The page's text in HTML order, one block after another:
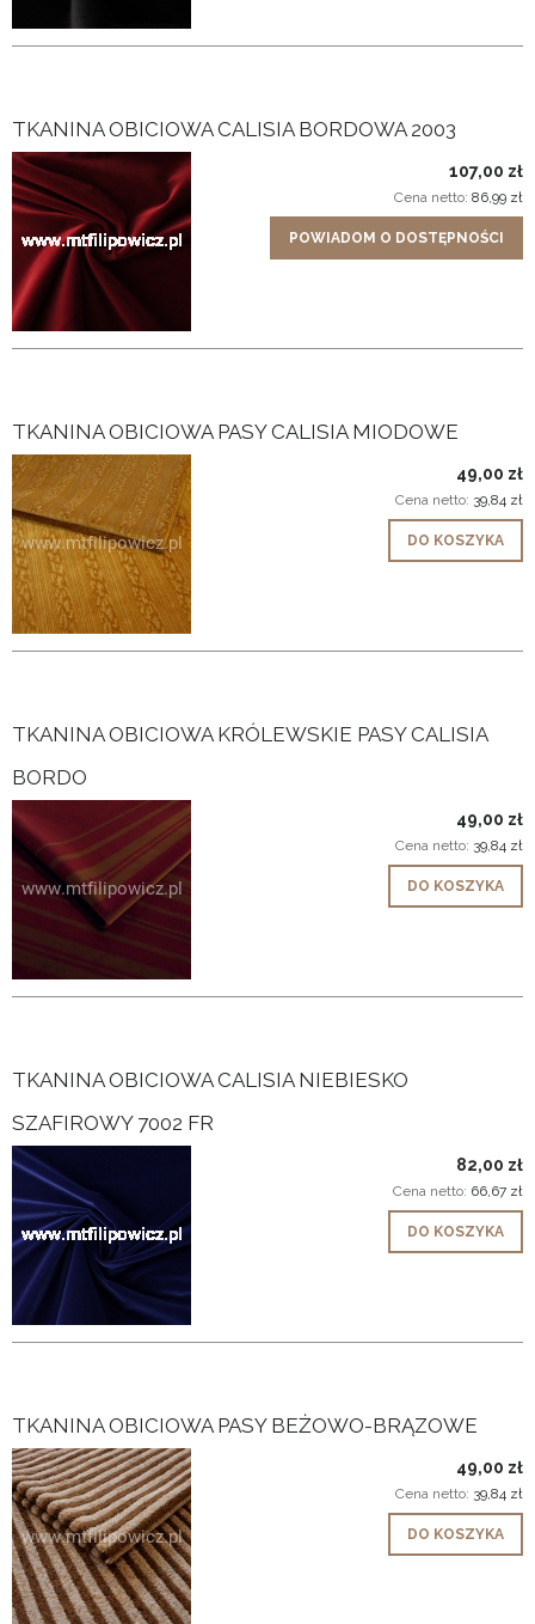
TKANINA OBICIOWA CALISIA BORDOWA 2003
107,00 zł
Cena netto: 86,99 zł
POWIADOM O DOSTĘPNOŚCI
TKANINA OBICIOWA PASY CALISIA MIODOWE
49,00 zł
Cena netto: 39,84 zł
DO KOSZYKA
TKANINA OBICIOWA KRÓLEWSKIE PASY CALISIA
BORDO
49,00 zł
Cena netto: 39,84 zł
DO KOSZYKA
TKANINA OBICIOWA CALISIA NIEBIESKO
SZAFIROWY 7002 FR
82,00 zł
Cena netto: 66,67 zł
DO KOSZYKA
TKANINA OBICIOWA PASY BEŻOWO-BRĄZOWE
49,00 zł
Cena netto: 39,84 zł
DO KOSZYKA